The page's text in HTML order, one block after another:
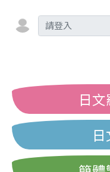
日